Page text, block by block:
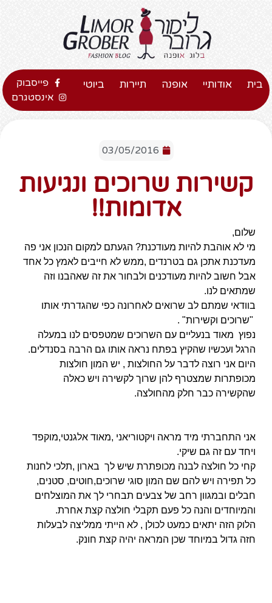
בית אודותיי אופנה תיירות ביוטי
פייסבוק
אינסטגרם
03/05/2016
קשירות שרוכים ונגיעות
אדומות!!
שלום,
מי לא אוהבת להיות מעודכנת? הגעתם למקום הנכון אני פה
מעדכנת אתכן גם בטרנדים ,ממש לא חייבים לאמץ כל אחד
אבל חשוב להיות מעודכנים ולבחור את זה שאהבנו וזה
שמתאים לנו.
בוודאי שמתם לב שרואים לאחרונה כפי שהגדרתי אותו
"שרוכים וקשירות" .
נפוץ מאוד בנעליים עם השרוכים שמטפסים לנו במעלה
הרגל ועכשיו שהקיץ בפתח נראה אותו גם הרבה בסנדלים.
היום אני רוצה לדבר על החולצות , יש המון חולצות
מכופתרות שמצטרף להן שרוך לקשירה ויש כאלה
שהקשירה כבר חלק מהחולצה.
אני התחברתי מיד מראה ויקטוריאני ,מאוד אלגנטי,מוקפד
ויחד עם זה גם שיקי.
קחי כל חולצה לבנה מכופתרת שיש לך בארון ,תלכי לחנות
כל תפירה ויש להם שם המון סוגי שרוכים,חוטים, סטנים,
חבלים ובמגוון רחב של צבעים תבחרי לך את המוצלחים
והמיוחדים והנה כל פעם תקבלי חולצה קצת אחרת.
הלוק הזה יתאים כמעט לכולן , לא הייתי ממליצה לבעלות
חזה גדול במיוחד שכן המראה יהיה קצת חונק.